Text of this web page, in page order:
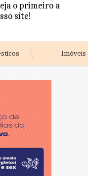
o primeiro a
site!
Imóveis